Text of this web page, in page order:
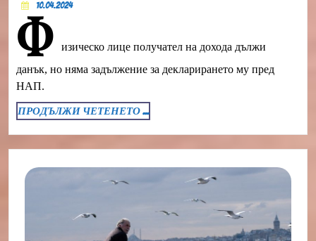
И
ЗАСТРАХОВАНЕ
10.04.2024
Ф
изическо лице получател на дохода дължи
данък, но няма задължение за декларирането му пред
НАП.
ПРОДЪЛЖИ ЧЕТЕНЕТО ...ПРОДЪЛЖИ